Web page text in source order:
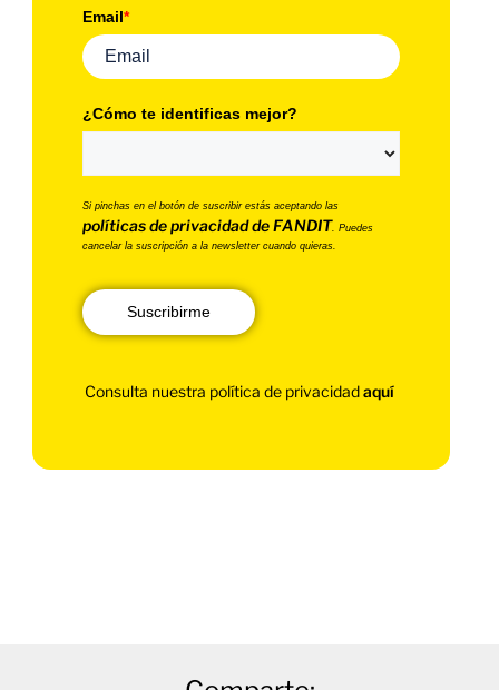
Email*
¿Cómo te identificas mejor?
Si pinchas en el botón de suscribir estás aceptando las
políticas de privacidad de FANDIT . Puedes
cancelar la suscripción a la newsletter cuando quieras.
Suscribirme
Consulta nuestra política de privacidadaquí